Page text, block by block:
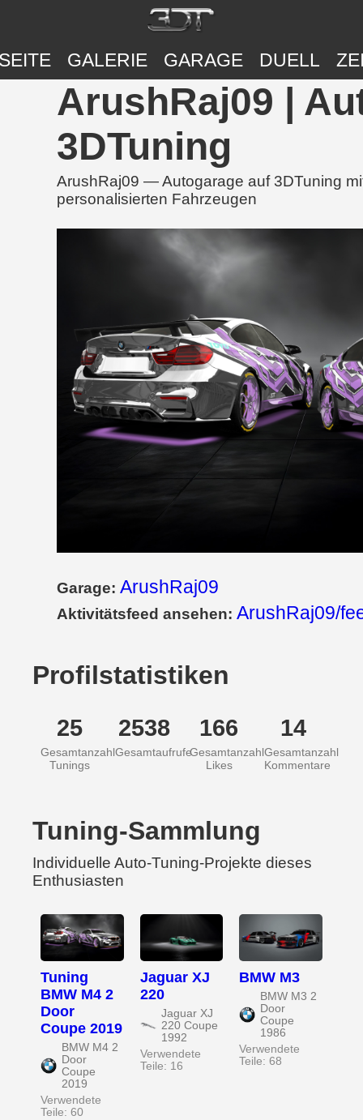
GALERIE GARAGE DUELL
ArushRaj09 |
3DTuning
ArushRaj09 — Autogarage auf 3DTuning
personalisierten Fahrzeugen
Garage: ArushRaj09
Aktivitätsfeed ansehen: ArushRaj09/
Profilstatistiken
25
Gesamtanzahl
Tunings
2538
Gesamtaufrufe
166
Gesamtanzahl
Likes
14
Gesamtanzahl
Kommentare
Tuning-Sammlung
Individuelle Auto-Tuning-Projekte dieses
Enthusiasten
Tuning
BMW M4 2
Door
Coupe 2019
BMW M4 2
Door
Coupe
2019
Verwendete
Teile: 60
Jaguar XJ
220
Jaguar XJ
220 Coupe
1992
Verwendete
Teile: 16
BMW M3
BMW M3 2
Door
Coupe
1986
Verwendete
Teile: 68